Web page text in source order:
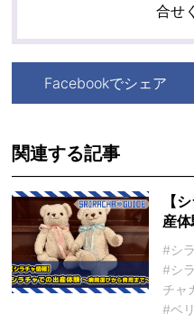
合せ
Facebookでシェア
関連する記事
【
産
#シ
#シ
チャ
#ベ